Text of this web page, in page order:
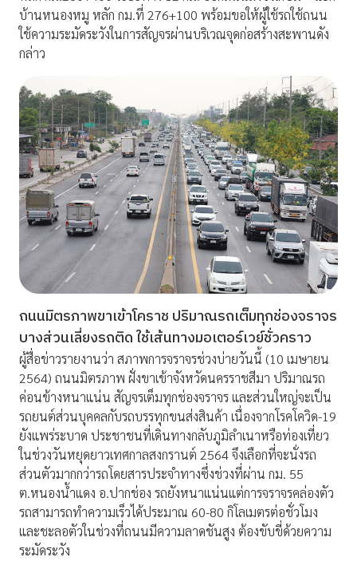
บ้านหนองหมู หลัก กม.ที่ 276+100 พร้อมขอให้ผู้ใช้รถใช้ถนน
ใช้ความระมัดระวังในการสัญจรผ่านบริเวณจุดก่อสร้างสะพานดัง
กล่าว
ถนนมิตรภาพขาเข้าโคราช ปริมาณรถเต็มทุกช่องจราจร
บางส่วนเลี่ยงรถติด ใช้เส้นทางมอเตอร์เวย์ชั่วคราว
ผู้สื่อข่าวรายงานว่า สภาพการจราจรช่วงบ่ายวันนี้ (10 เมษายน
2564) ถนนมิตรภาพ ฝั่งขาเข้าจังหวัดนครราชสีมา ปริมาณรถ
ค่อนข้างหนาแน่น สัญจรเต็มทุกช่องจราจร และส่วนใหญ่จะเป็น
รถยนต์ส่วนบุคคลกับรถบรรทุกขนส่งสินค้า เนื่องจากโรคโควิด-19
ยังแพร่ระบาด ประชาชนที่เดินทางกลับภูมิลำเนาหรือท่องเที่ยว
ในช่วงวันหยุดยาวเทศกาลสงกรานต์ 2564 จึงเลือกที่จะนั่งรถ
ส่วนตัวมากกว่ารถโดยสารประจำทางซึ่งช่วงที่ผ่าน กม. 55
ต.หนองน้ำแดง อ.ปากช่อง รถยังหนาแน่นแต่การจราจรคล่องตัว
รถสามารถทำความเร็วได้ประมาณ 60-80 กิโลเมตรต่อชั่วโมง
และชะลอตัวในช่วงที่ถนนมีความลาดชันสูง ต้องขับขี่ด้วยความ
ระมัดระวัง